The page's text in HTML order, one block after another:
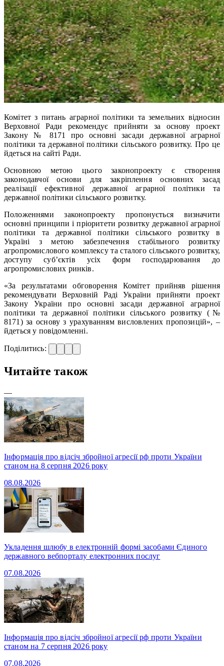
Комітет з питань аграрної політики та земельних відносин
Верховної Ради рекомендує прийняти за основу проект
Закону № 8171 про основні засади державної аграрної
політики та державної політики сільського розвитку. Про це
йдеться на сайті Ради.
Основною метою цього законопроекту є створення
законодавчої основи для закріплення основних засад
реалізації ефективної державної аграрної політики та
державної політики сільського розвитку.
Положеннями законопроекту пропонується визначити
основні принципи і пріоритети розвитку державної аграрної
політики та державної політики сільського розвитку в
Україні з метою забезпечення стабільного розвитку
агропромислового комплексу та сталого сільського розвитку,
доступу суб’єктів усіх форм господарювання до
агропромислових ринків.
«За результатами обговорення Комітет прийняв рішення
рекомендувати Верховній Раді України прийняти проект
Закону України про основні засади державної аграрної
політики та державної політики сільського розвитку (№
8171) за основу з урахуванням висловлених пропозицій», –
йдеться у повідомленні.
Поділитись:
Читайте також
—
Інформація про відсіч збройної агресії рф проти України
станом на 8 серпня 2026 року
08.08.2026
Укладення шлюбу в електронній формі засобами Єдиного
державного вебпорталу електронних послуг
07.08.2026
Інформація про відсіч збройної агресії рф проти України
станом на 7 серпня 2026 року
07.08.2026